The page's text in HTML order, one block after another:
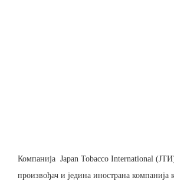
Компанија Japan Tobacco International
произвођач и једина инострана компанија